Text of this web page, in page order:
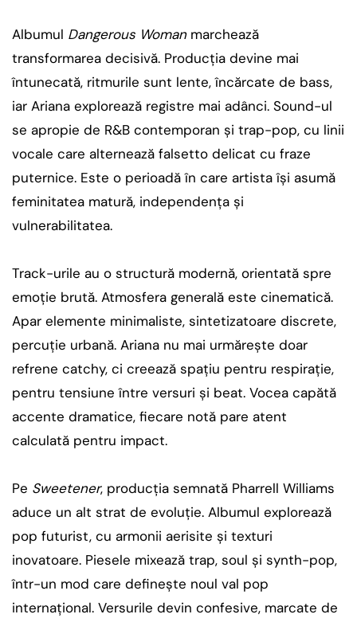
Albumul Dangerous Womanmarchează
transformarea decisivă. Producția devine mai
întunecată, ritmurile sunt lente, încărcate de bass,
iar Ariana explorează registre mai adânci. Sound-ul
se apropie de R&B contemporan și trap-pop, cu linii
vocale care alternează falsetto delicat cu fraze
puternice. Este o perioadă în care artista își asumă
feminitatea matură, independența și
vulnerabilitatea.
Track-urile au o structură modernă, orientată spre
emoție brută. Atmosfera generală este cinematică.
Apar elemente minimaliste, sintetizatoare discrete,
percuție urbană. Ariana nu mai urmărește doar
refrene catchy, ci creează spațiu pentru respirație,
pentru tensiune între versuri și beat. Vocea capătă
accente dramatice, fiecare notă pare atent
calculată pentru impact.
Pe Sweetener, producția semnată Pharrell Williams
aduce un alt strat de evoluție. Albumul explorează
pop futurist, cu armonii aerisite și texturi
inovatoare. Piesele mixează trap, soul și synth-pop,
într-un mod care definește noul val pop
internațional. Versurile devin confesive, marcate de